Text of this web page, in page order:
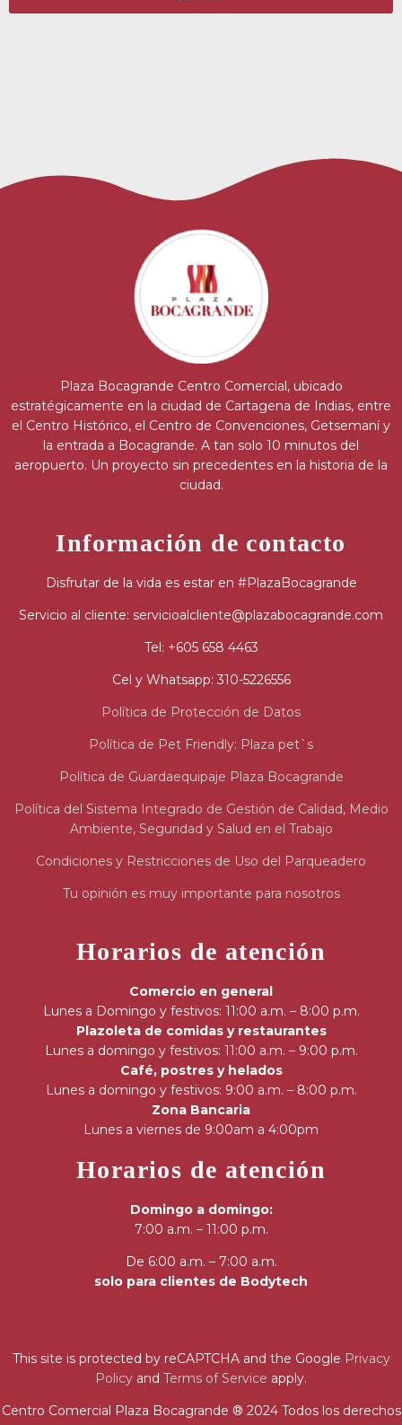
Plaza Bocagrande Centro Comercial, ubicado
estratégicamente en la ciudad de Cartagena de Indias, entre
el Centro Histórico, el Centro de Convenciones, Getsemaní y
la entrada a Bocagrande. A tan solo 10 minutos del
aeropuerto. Un proyecto sin precedentes en la historia de la
ciudad.
Información de contacto
Disfrutar de la vida es estar en #PlazaBocagrande
Servicio al cliente: servicioalcliente@plazabocagrande.com
Tel: +605 658 4463
Cel y Whatsapp: 310-5226556
Política de Protección de Datos
Política de Pet Friendly: Plaza pet`s
Política de Guardaequipaje Plaza Bocagrande
Política del Sistema Integrado de Gestión de Calidad, Medio
Ambiente, Seguridad y Salud en el Trabajo
Condiciones y Restricciones de Uso del Parqueadero
Tu opinión es muy importante para nosotros
Horarios de atención
Comercio en general
Lunes a Domingo y festivos: 11:00 a.m. – 8:00 p.m.
Plazoleta de comidas y restaurantes
Lunes a domingo y festivos: 11:00 a.m. – 9:00 p.m.
Café, postres y helados
Lunes a domingo y festivos: 9:00 a.m. – 8:00 p.m.
Zona Bancaria
Lunes a viernes de 9:00am a 4:00pm
Horarios de atención
Domingo a domingo:
7:00 a.m. – 11:00 p.m.
De 6:00 a.m. – 7:00 a.m.
solo para clientes de Bodytech
This site is protected by reCAPTCHA and the Google Privacy
Policy and Terms of Service apply.
Centro Comercial Plaza Bocagrande ® 2024 Todos los derechos